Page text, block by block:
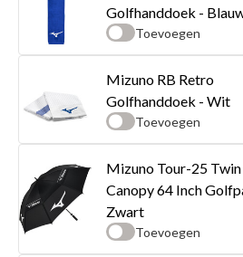
Golfhanddoek -
Toevoegen
Mizuno RB Retro
Golfhanddoek - Wit
Toevoegen
Mizuno Tour-25 Twin
Canopy 64 Inch
Zwart
Toevoegen